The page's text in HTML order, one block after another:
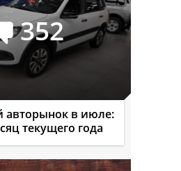
352
авторынок в июле:
текущего года